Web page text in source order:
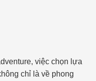
việc chọn lựa
chỉ là về phong